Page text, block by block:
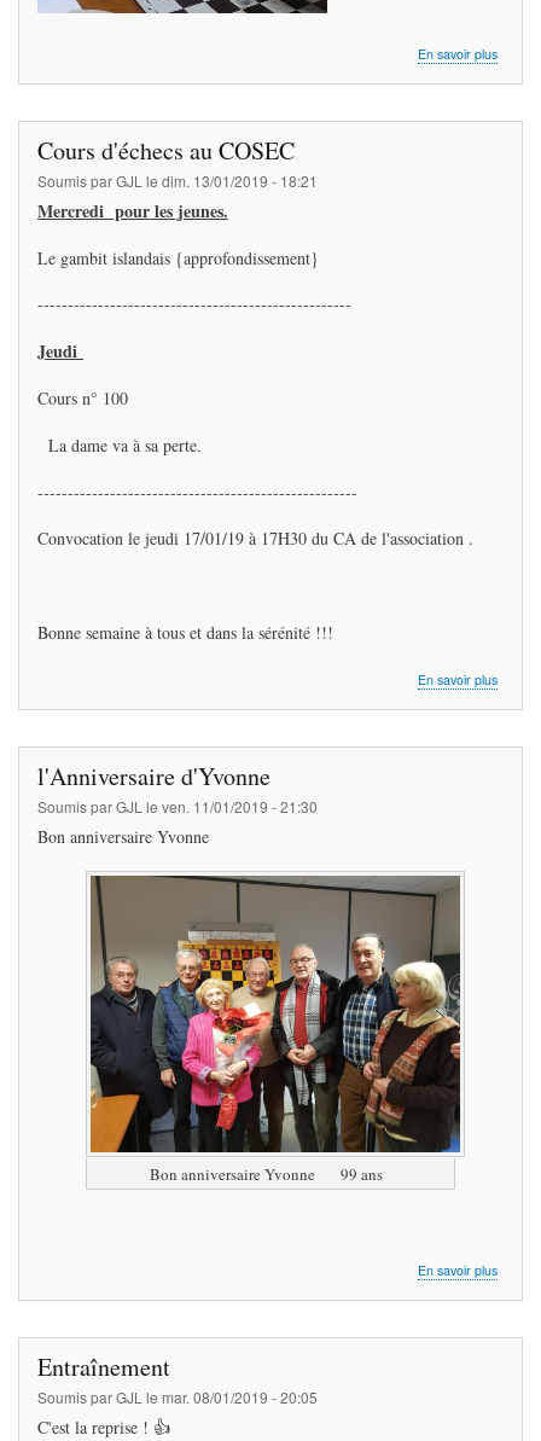
En savoir plussur
Cours d'échecs au COSEC
Soumis parGJL le dim. 13/01/2019 - 18:21
Mercredi pour les jeunes.
Le gambit islandais {approfondissement}
----------------------------------------------------
Jeudi
Cours n° 100
La dame va à sa perte.
-----------------------------------------------------
Convocation le jeudi 17/01/19 à 17H30 du CA de l'association .
Bonne semaine à tous et dans la sérénité !!!
En savoir plussur
l'Anniversaire d'Yvonne
Soumis parGJL le ven. 11/01/2019 - 21:30
Bon anniversaire Yvonne
Bon anniversaire Yvonne 99 ans
En savoir plussur
Entraînement
Soumis parGJL le mar. 08/01/2019 - 20:05
C'est la reprise ! 👍